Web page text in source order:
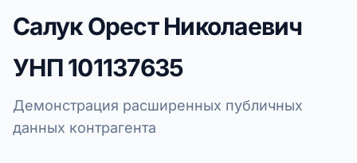
Салук Орест Николаевич
УНП101137635
Демонстрация расширенных публичных
данных контрагента